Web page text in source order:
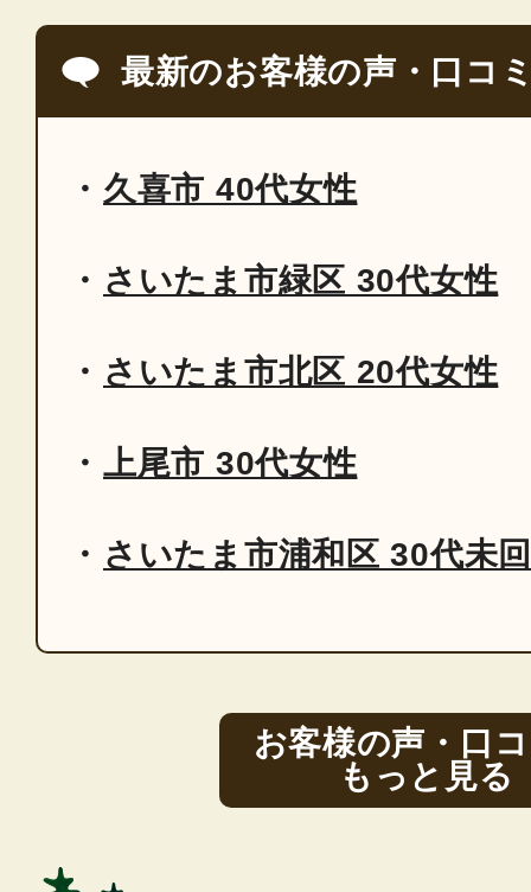
最新のお客様の声・口コ
久喜市 40代女性
さいたま市緑区 30代女性
さいたま市北区 20代女性
上尾市 30代女性
さいたま市浦和区 30代未
お客様の声・口
もっと見る